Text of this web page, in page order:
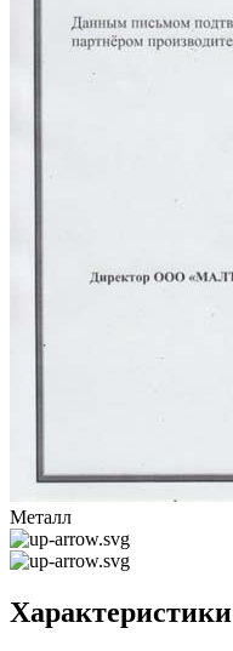
Металл
Характеристики